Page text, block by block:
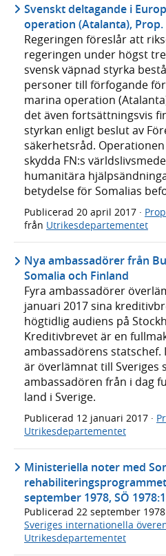
Svenskt deltagande i
operation (Atalanta), Prop.
Regeringen föreslår att
regeringen under högst
svensk väpnad styrka
personer till förfogande
marina operation
det även fortsättningsvis
styrkan enligt beslut av
säkerhetsråd.
skydda FN:s
humanitära
betydelse för Somalias
Publicerad 20 april 2017 ·
från Utrikesdepartementet
Nya ambassadörer från
Somalia och Finland
Fyra ambassadörer
januari 2017 sina
högtidlig audiens på
Kreditivbrevet är en
ambassadörens
är överlämnat till Sveriges
ambassadören från i dag
land i Sverige.
Publicerad 12 januari 2017 ·
Utrikesdepartementet
Ministeriella noter med
september 1978, SÖ
Publicerad 22 september 1978
Sveriges internationella
Utrikesdepartementet